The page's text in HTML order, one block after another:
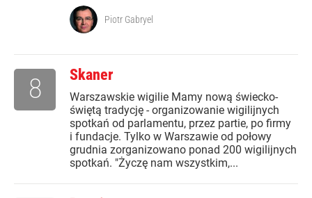
Piotr Gabryel
Skaner
Warszawskie wigilie Mamy nową świecko-
świętą tradycję - organizowanie wigilijnych
spotkań od parlamentu, przez partie, po firmy
i fundacje. Tylko w Warszawie od połowy
grudnia zorganizowano ponad 200 wigilijnych
spotkań. "Życzę nam wszystkim,...
8